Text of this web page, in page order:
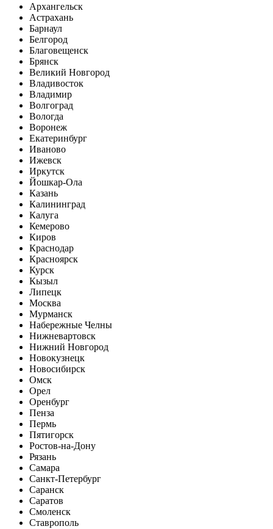
Архангельск
Астрахань
Барнаул
Белгород
Благовещенск
Брянск
Великий Новгород
Владивосток
Владимир
Волгоград
Вологда
Воронеж
Екатеринбург
Иваново
Ижевск
Иркутск
Йошкар-Ола
Казань
Калининград
Калуга
Кемерово
Киров
Краснодар
Красноярск
Курск
Кызыл
Липецк
Москва
Мурманск
Набережные Челны
Нижневартовск
Нижний Новгород
Новокузнецк
Новосибирск
Омск
Орел
Оренбург
Пенза
Пермь
Пятигорск
Ростов-на-Дону
Рязань
Самара
Санкт-Петербург
Саранск
Саратов
Смоленск
Ставрополь